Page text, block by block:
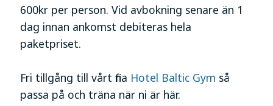
600kr per person. Vid avbokning senare än 1
dag innan ankomst debiteras hela
paketpriset.
Fri tillgång till vårt fina Hotel Baltic Gym så
passa på och träna när ni är här.